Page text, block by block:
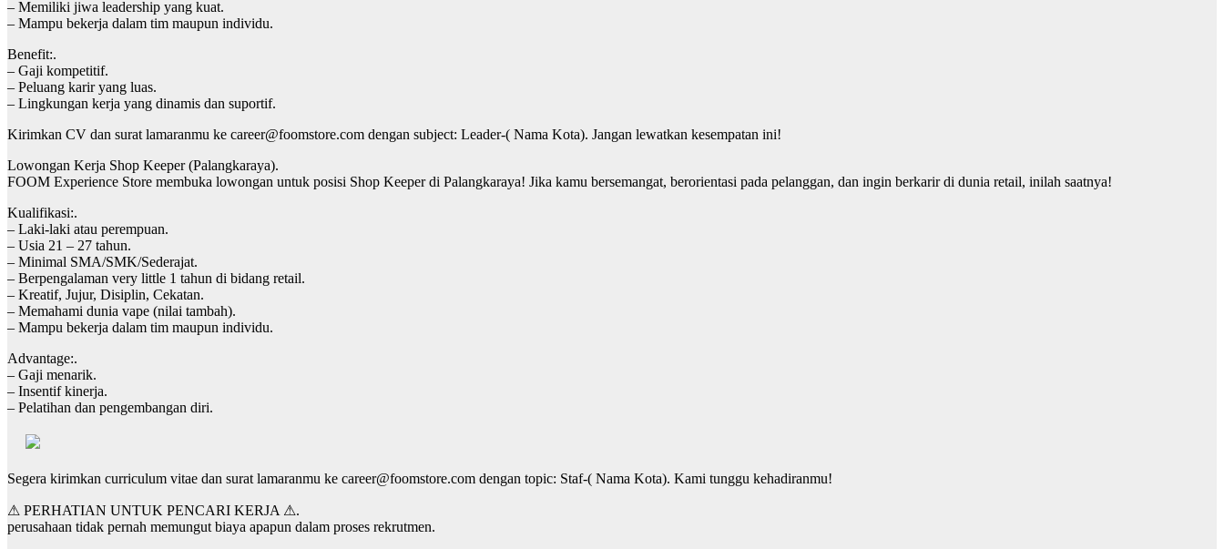
– Memiliki jiwa leadership yang kuat.
– Mampu bekerja dalam tim maupun individu.
Benefit:.
– Gaji kompetitif.
– Peluang karir yang luas.
– Lingkungan kerja yang dinamis dan suportif.
Kirimkan CV dan surat lamaranmu ke career@foomstore.com dengan subject: Leader-( Nama Kota). Jangan lewatkan kesempatan ini!
Lowongan Kerja Shop Keeper (Palangkaraya).
FOOM Experience Store membuka lowongan untuk posisi Shop Keeper di Palangkaraya! Jika kamu bersemangat, berorientasi pada pelanggan, dan ingin berkarir di dunia retail, inilah saatnya!
Kualifikasi:.
– Laki-laki atau perempuan.
– Usia 21 – 27 tahun.
– Minimal SMA/SMK/Sederajat.
– Berpengalaman very little 1 tahun di bidang retail.
– Kreatif, Jujur, Disiplin, Cekatan.
– Memahami dunia vape (nilai tambah).
– Mampu bekerja dalam tim maupun individu.
Advantage:.
– Gaji menarik.
– Insentif kinerja.
– Pelatihan dan pengembangan diri.
Segera kirimkan curriculum vitae dan surat lamaranmu ke career@foomstore.com dengan topic: Staf-( Nama Kota). Kami tunggu kehadiranmu!
⚠ PERHATIAN UNTUK PENCARI KERJA ⚠.
perusahaan tidak pernah memungut biaya apapun dalam proses rekrutmen.